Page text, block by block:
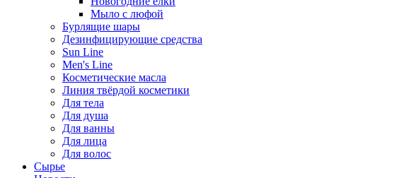
Мыло с люфой
Бурлящие шары
Дезинфицирующие средства
Sun Line
Men's Line
Косметические масла
Линия твёрдой косметики
Для тела
Для душа
Для ванны
Для лица
Для волос
Сырье